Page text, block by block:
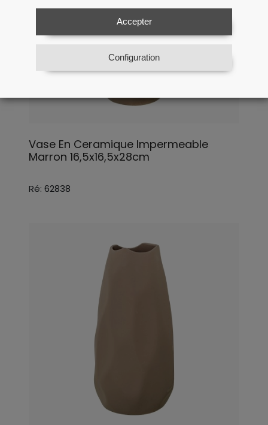
Accepter
Configuration
Vase En Ceramique Impermeable
Marron 16,5x16,5x28cm
Ré: 62838